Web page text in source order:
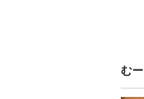
むー